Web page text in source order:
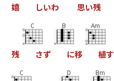
嬉 しいわ 思い残
残
C
さず
B
に移
Am
植す
C D Bm